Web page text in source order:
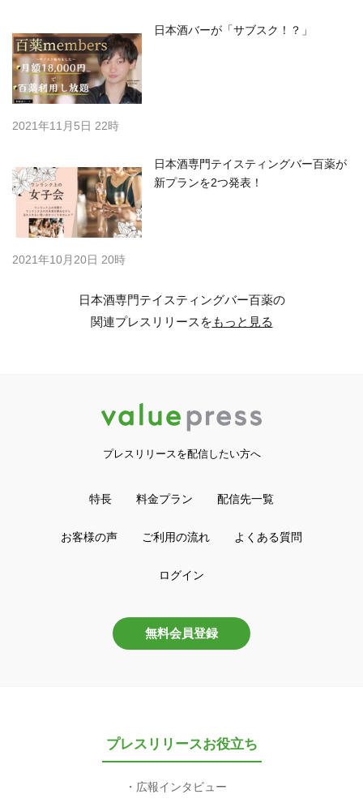
日本酒バーが「サブスク！？」
2021年11月5日 22時
日本酒専門テイスティングバー百薬が
新プランを2つ発表！
2021年10月20日 20時
日本酒専門テイスティングバー百薬の
関連プレスリリースをもっと見る
プレスリリースを配信したい方へ
特長 料金プラン 配信先一覧
お客様の声 ご利用の流れ よくある質問
ログイン
無料会員登録
プレスリリースお役立ち
広報インタビュー